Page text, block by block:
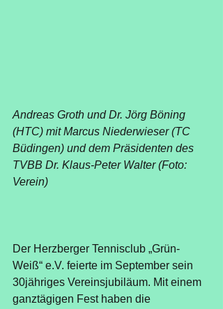
Andreas Groth und Dr. Jörg Böning
(HTC) mit Marcus Niederwieser (TC
Büdingen) und dem Präsidenten des
TVBB Dr. Klaus-Peter Walter (Foto:
Verein)
Der Herzberger Tennisclub „Grün-
Weiß“ e.V. feierte im September sein
30jähriges Vereinsjubiläum. Mit einem
ganztägigen Fest haben die